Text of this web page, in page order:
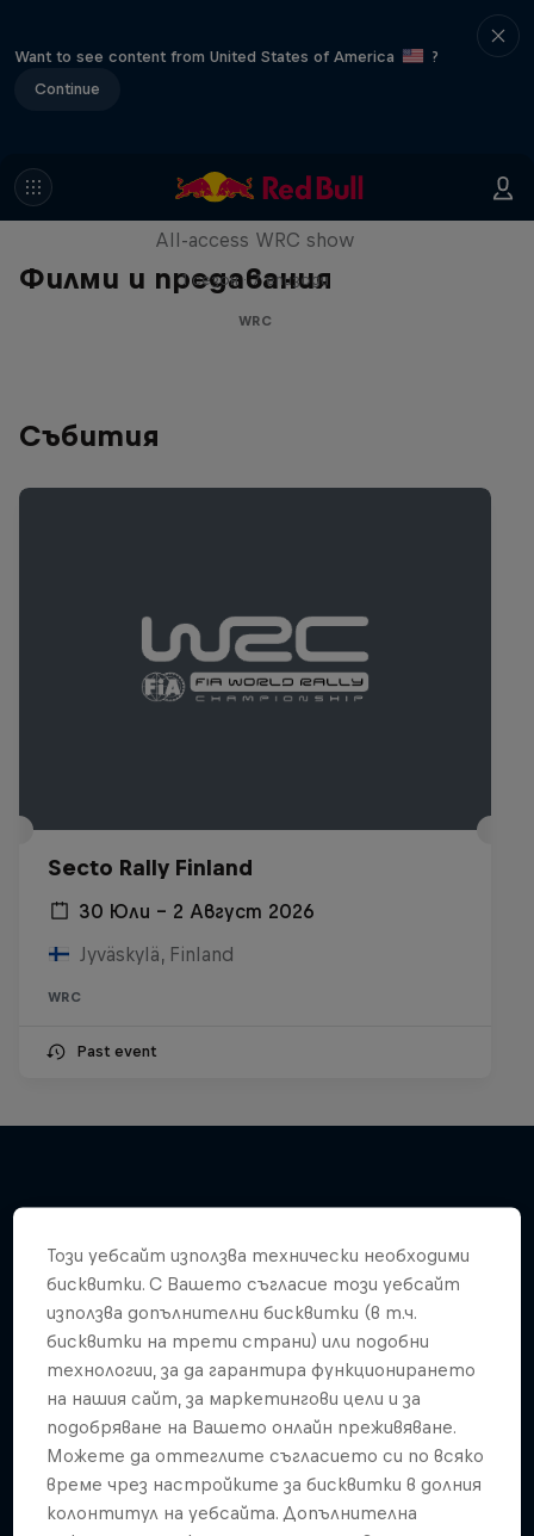
Want to see content from United States of America
?
Continue
Филми и предавания
More Than Machine
All-access WRC show
1 сезон · 7 епизоди
WRC
Събития
Secto Rally Finland
30 Юли – 2 Август 2026
Jyväskylä, Finland
WRC
Past event
Този уебсайт използва технически необходими
бисквитки. С Вашето съгласие този уебсайт
използва допълнителни бисквитки (в т.ч.
бисквитки на трети страни) или подобни
технологии, за да гарантира функционирането
на нашия сайт, за маркетингови цели и за
подобряване на Вашето онлайн преживяване.
Можете да оттеглите съгласието си по всяко
време чрез настройките за бисквитки в долния
колонтитул на уебсайта. Допълнителна